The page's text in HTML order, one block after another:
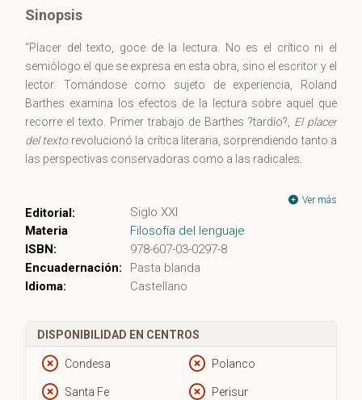
Sinopsis
"Placer del texto, goce de la lectura. No es el crítico ni el
semiólogo el que se expresa en esta obra, sino el escritor y el
lector. Tomándose como sujeto de experiencia, Roland
Barthes examina los efectos de la lectura sobre aquel que
recorre el texto. Primer trabajo de Barthes ?tardío?, El placer
del texto revolucionó la crítica literaria, sorprendiendo tanto a
las perspectivas conservadoras como a las radicales.
Por propuesta de Michel Foucault, Roland Barthes es
nombrado profesor en el Collage de France, donde en enero
de 1977 pronuncia su lección inaugural. El texto y el poder
son, también ahí, el centro de reflexión. Si el poder está
siempre agazapado en el discurso, ¿en qué condiciones
puede éste desprenderse de todo querer-asir? Si llamamos
A nosotros nos resta, pues, hacer trampas con la lengua.? Y
este ardid saludable que permite escuchar la lengua fuera del
poder, en el ?esplendor de una revolución permanente del
Ver más
Editorial:
Siglo XXI
Materia
Filosofía del lenguaje
ISBN:
978-607-03-0297-8
Encuadernación:
Pasta blanda
Idioma:
Castellano
DISPONIBILIDAD EN CENTROS
Condesa Polanco
Santa Fe Perisur